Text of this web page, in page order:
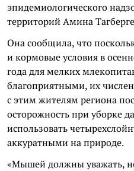
эпидемиологического
территорий Амина
Она сообщила, что
и кормовые условия в
года для мелких
благоприятными, их
с этим жителям региона
осторожность при уборке
использовать
аккуратными на природе.
«Мышей должны уважать,